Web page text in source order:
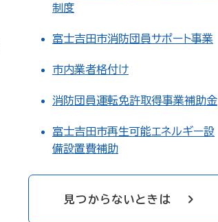
制度
富士吉田市消防団員サポート事業
市内業者格付け
消防団員運転免許取得事業補助金
富士吉田市再生可能エネルギー設
備設置費補助
見つからないときは